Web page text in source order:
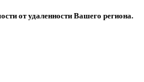
от удаленности Вашего региона.